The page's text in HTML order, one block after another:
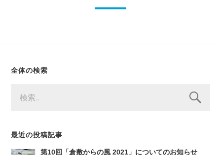
全体の検索
索:
最近の投稿記事
第10回「倉敷からの風 2021」についてのお知らせ